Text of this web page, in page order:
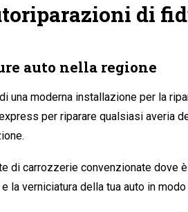
di
auto nella regione
una moderna installazione per la
per riparare qualsiasi averia
di carrozzerie convenzionate dove